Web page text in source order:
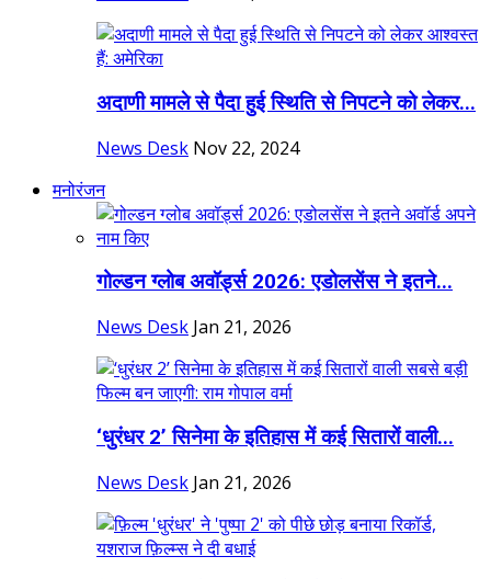
अदाणी मामले से पैदा हुई स्थिति से निपटने को लेकर...
News Desk Nov 22, 2024
मनोरंजन
गोल्डन ग्लोब अवॉर्ड्स 2026: एडोलसेंस ने इतने...
News Desk Jan 21, 2026
‘धुरंधर 2’ सिनेमा के इतिहास में कई सितारों वाली...
News Desk Jan 21, 2026